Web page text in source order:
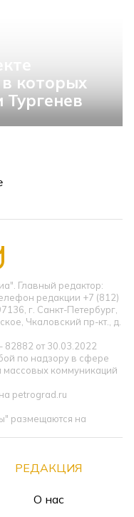
которых
Главный редактор:
редакции +7 (812)
г. Санкт-Петербург,
Чкаловский пр-кт., д.
от 30.03.2022
по надзору в сфере
массовых коммуникаций
petrograd.ru
размещаются на
РЕДАКЦИЯ
О нас